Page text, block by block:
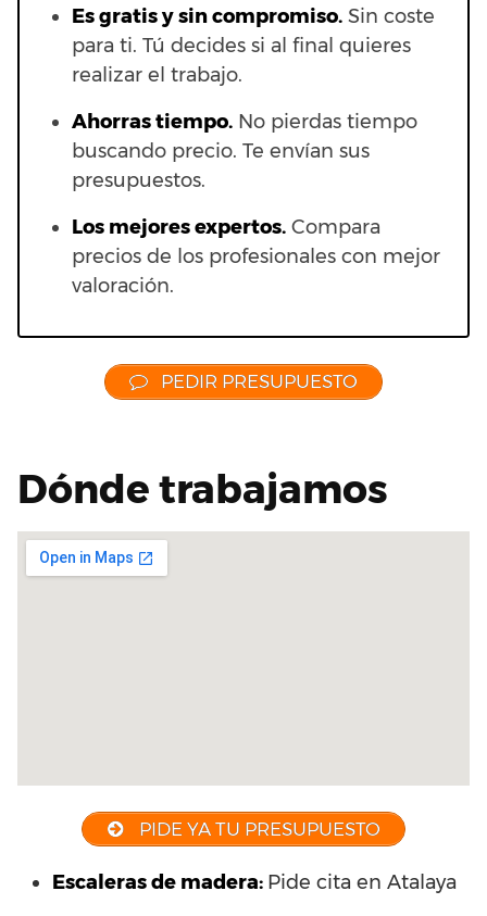
Es gratis y sin compromiso. Sin coste
para ti. Tú decides si al final quieres
realizar el trabajo.
Ahorras tiempo. No pierdas tiempo
buscando precio. Te envían sus
presupuestos.
Los mejores expertos. Compara
precios de los profesionales con mejor
valoración.
PEDIR PRESUPUESTO
Dónde trabajamos
PIDE YA TU PRESUPUESTO
Escaleras de madera: Pide cita en Atalaya